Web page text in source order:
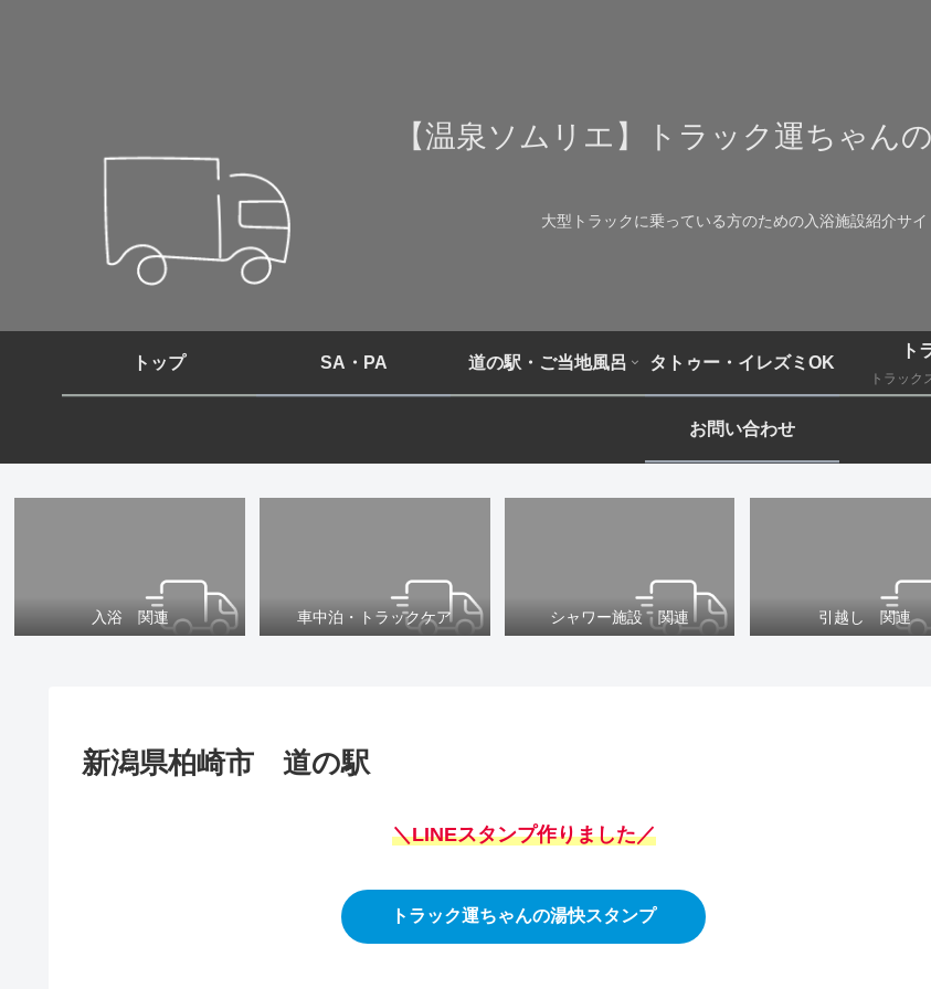
【温泉ソムリエ】トラック運ちゃん
大型トラックに乗っている方のための入浴施設紹介サイ
トップ SA・PA 道の駅・ご当地風呂 タトゥー・イレズミOK
ト
トラック
お問い合わせ
入浴 関連 車中泊・トラックケア シャワー施設 関連 引越し 関連
新潟県柏崎市 道の駅
＼LINEスタンプ作りました／
トラック運ちゃんの湯快スタンプ